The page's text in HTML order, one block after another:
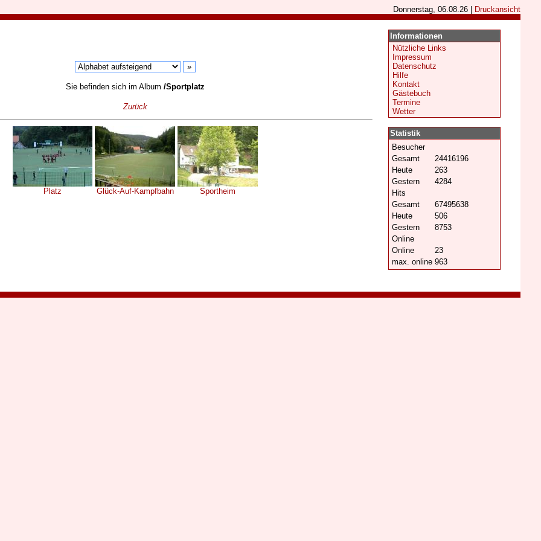
Donnerstag, 06.08.26 | Druckansicht
Sie befinden sich im Album /Sportplatz
Zurück
Platz Glück-Auf-Kampfbahn Sportheim
Informationen
Nützliche Links
Impressum
Datenschutz
Hilfe
Kontakt
Gästebuch
Termine
Wetter
Statistik
Besucher
Gesamt
24416196
Heute
263
Gestern
4284
Hits
Gesamt
67495638
Heute
506
Gestern
8753
Online
Online
23
max. online 963